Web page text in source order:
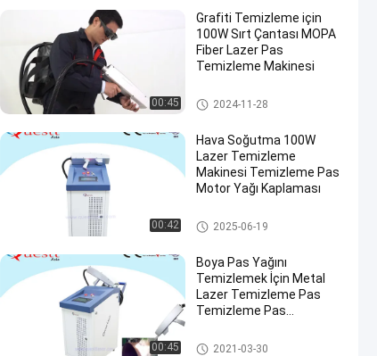
00:45
Grafiti Temizleme için
100W Sırt Çantası MOPA
Fiber Lazer Pas
Temizleme Makinesi
Lazer Pas Temizleme
2024-11-28
00:42
Hava Soğutma 100W
Lazer Temizleme
Makinesi Temizleme Pas
Motor Yağı Kaplaması
Lazer Temizleme Makinesi
2025-06-19
00:45
Boya Pas Yağını
Temizlemek İçin Metal
Lazer Temizleme Pas
Temizleme Pas
Lazer Temizleme Makinesi
2021-03-30